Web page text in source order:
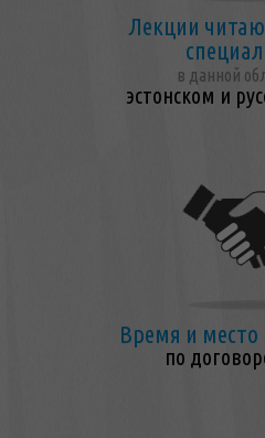
Лекции
в данной
эстонском и
Время и место
по